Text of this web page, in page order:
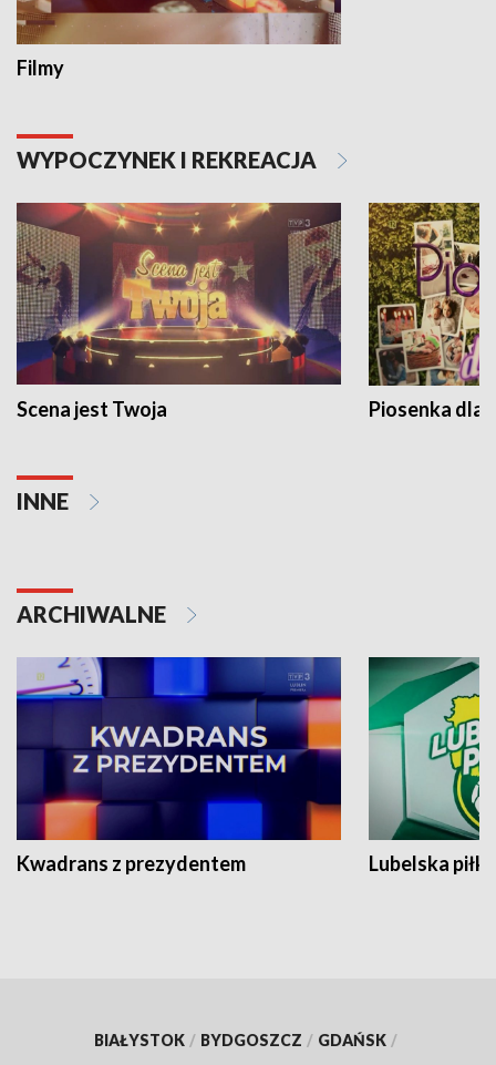
Filmy
WYPOCZYNEK I REKREACJA
Scena jest Twoja Piosenka dla
INNE
ARCHIWALNE
Kwadrans z prezydentem Lubelska piłka
BIAŁYSTOK / BYDGOSZCZ / GDAŃSK /